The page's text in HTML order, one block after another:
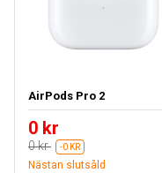
AirPods Pro 2
0 kr
0 kr -0 KR
Nästan slutsåld